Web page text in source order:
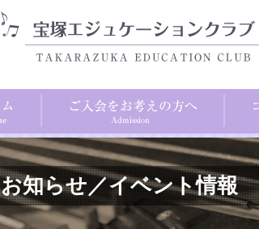
お知らせ／イベント情報